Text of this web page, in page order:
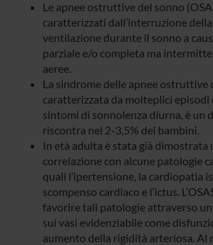
Le apnee ostruttive del sonno
caratterizzati dall’interruzione
ventilazione durante il sonno a
parziale e/o completa ma
aeree.
La sindrome delle apnee ostruttive
caratterizzata da molteplici episodi
sintomi di sonnolenza diurna, è un
riscontra nel 2-3,5% dei bambini.
In età adulta è stata già dimostrata
correlazione con alcune patologie
quali l’ipertensione, la cardiopatia
scompenso cardiaco e l’ictus.
favorire tali patologie attraverso
sui vasi evidenziabile come
aumento della rigidità arteriosa. Al